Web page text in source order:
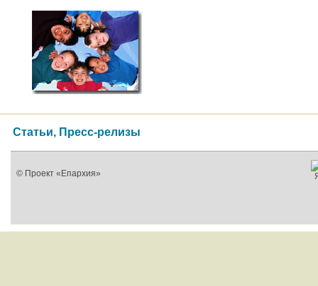
Статьи, Пресс-релизы
© Проект «Епархия»